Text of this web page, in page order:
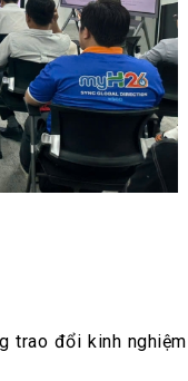
trao đổi kinh nghiệm